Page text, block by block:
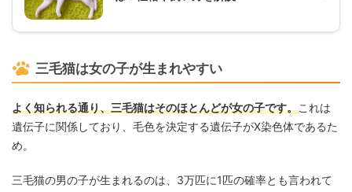
三毛猫は女の子が生まれやすい
よく知られる通り、三毛猫はそのほとんどが女の子です。これは
遺伝子に関係しており、毛色を決定する遺伝子がX染色体であるた
め。
三毛猫の男の子が生まれるのは、3万匹に1匹の確率とも言われて